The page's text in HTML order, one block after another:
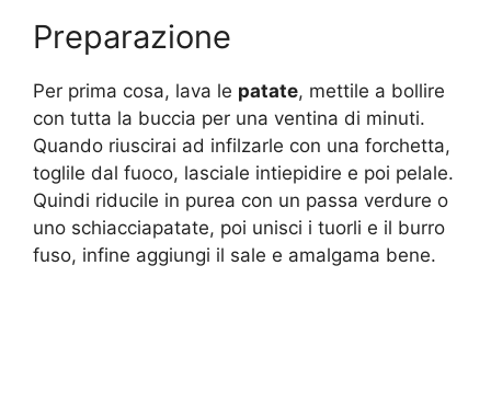
Preparazione
Per prima cosa, lava le patate, mettile a bollire
con tutta la buccia per una ventina di minuti.
Quando riuscirai ad infilzarle con una forchetta,
toglile dal fuoco, lasciale intiepidire e poi pelale.
Quindi riducile in purea con un passa verdure o
uno schiacciapatate, poi unisci i tuorli e il burro
fuso, infine aggiungi il sale e amalgama bene.